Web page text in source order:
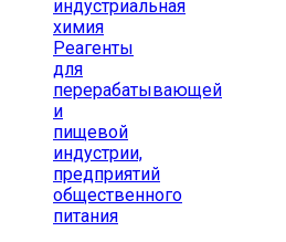
индустриальная
химия
Реагенты
для
перерабатывающей
и
пищевой
индустрии,
предприятий
общественного
питания